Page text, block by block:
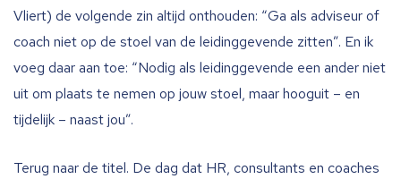
Vliert) de volgende zin altijd onthouden: “Ga als adviseur of
coach niet op de stoel van de leidinggevende zitten”. En ik
voeg daar aan toe: “Nodig als leidinggevende een ander niet
uit om plaats te nemen op jouw stoel, maar hooguit – en
tijdelijk – naast jou”.
Terug naar de titel. De dag dat HR, consultants en coaches